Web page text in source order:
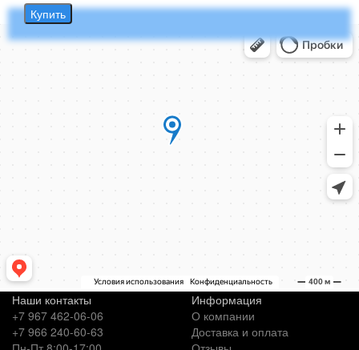
Купить
Наши контакты
+7 967 462-06-06
+7 966 240-60-63
Информация
О компании
Доставка и оплата